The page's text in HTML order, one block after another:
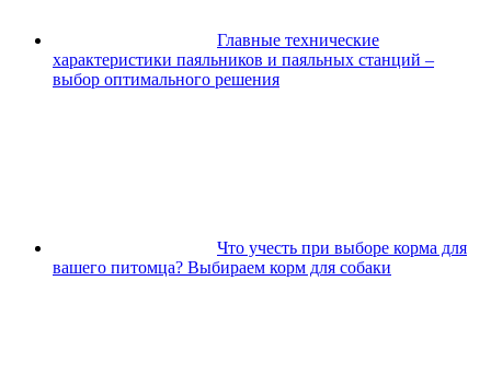
Главные технические
характеристики паяльников и паяльных станций –
выбор оптимального решения
Что учесть при выборе корма для
вашего питомца? Выбираем корм для собаки